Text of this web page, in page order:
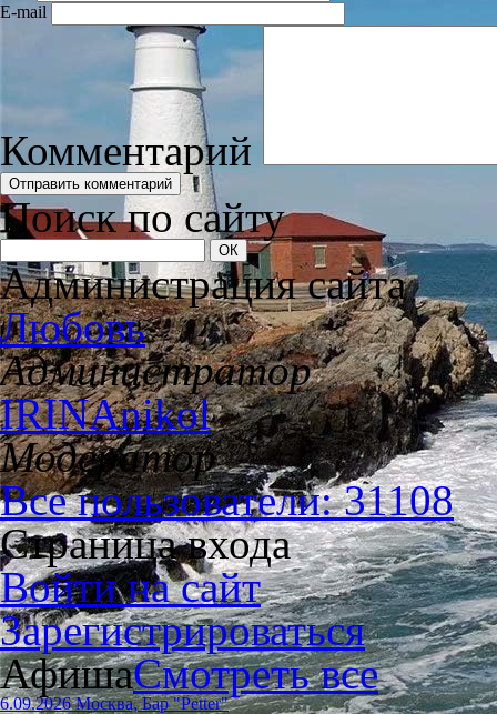
E-mail
Комментарий
Поиск по сайту
Администрация сайта
Любовь
Администратор
IRINAnikol
Модератор
Все пользователи: 31108
Страница входа
Войти на сайт
Зарегистрироваться
АфишаСмотреть все
6.09.2026 Москва, Бар "Petter"